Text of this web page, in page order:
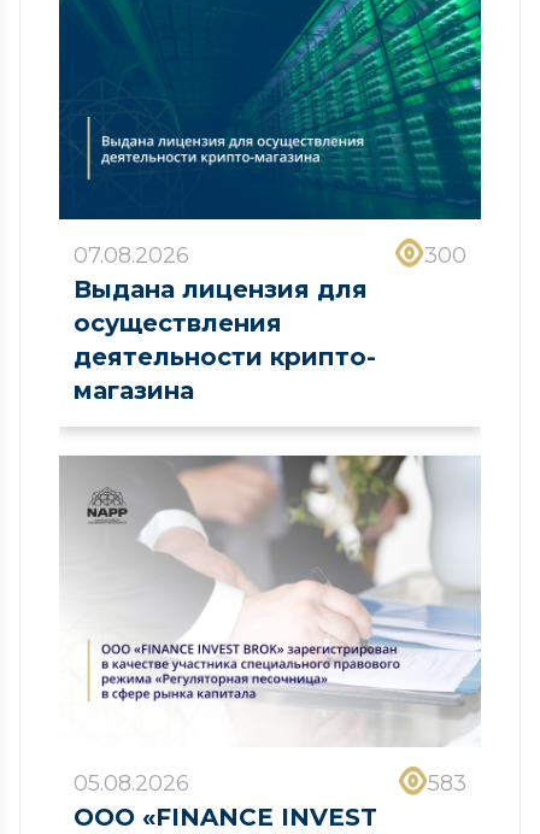
07.08.2026 300
Выдана лицензия для
осуществления
деятельности крипто-
магазина
05.08.2026 583
ООО «FINANCE INVEST